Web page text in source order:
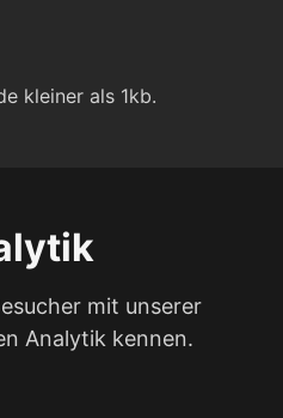
kleiner als 1kb.
mit unserer
Analytik kennen.